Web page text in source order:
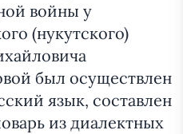
войны у
(нукутского)
был осуществлен
язык, составлен
из диалектных